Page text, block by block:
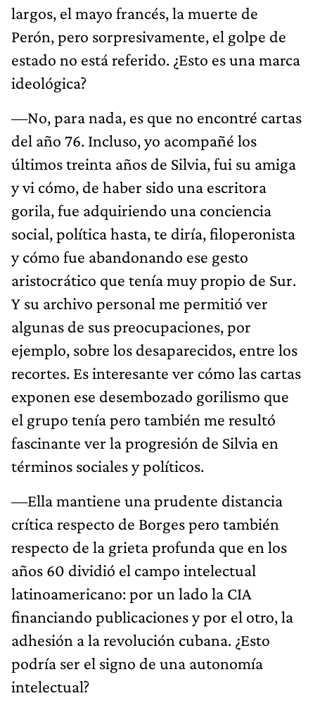
largos, el mayo francés, la muerte de
Perón, pero sorpresivamente, el golpe de
estado no está referido. ¿Esto es una marca
ideológica?
—No, para nada, es que no encontré cartas
del año 76. Incluso, yo acompañé los
últimos treinta años de Silvia, fui su amiga
y vi cómo, de haber sido una escritora
gorila, fue adquiriendo una conciencia
social, política hasta, te diría, filoperonista
y cómo fue abandonando ese gesto
aristocrático que tenía muy propio de Sur.
Y su archivo personal me permitió ver
algunas de sus preocupaciones, por
ejemplo, sobre los desaparecidos, entre los
recortes. Es interesante ver cómo las cartas
exponen ese desembozado gorilismo que
el grupo tenía pero también me resultó
fascinante ver la progresión de Silvia en
términos sociales y políticos.
—Ella mantiene una prudente distancia
crítica respecto de Borges pero también
respecto de la grieta profunda que en los
años 60 dividió el campo intelectual
latinoamericano: por un lado la CIA
financiando publicaciones y por el otro, la
adhesión a la revolución cubana. ¿Esto
podría ser el signo de una autonomía
intelectual?